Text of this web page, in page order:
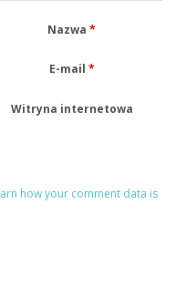
Nazwa*
E-mail *
Witryna internetowa
how your comment data is